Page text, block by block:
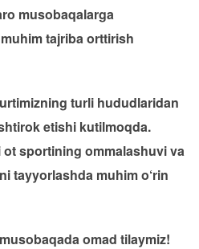
musobaqalarga
tajriba orttirish
turli hududlaridan
etishi kutilmoqda.
sportining ommalashuvi va
tayyorlashda muhim o‘rin
omad tilaymiz!